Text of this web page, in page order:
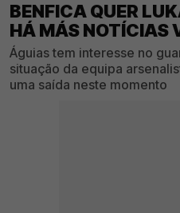
BENFICA QUER
HÁ MÁS NOTÍCIAS
Águias tem interesse no
situação da equipa
uma saída neste momento